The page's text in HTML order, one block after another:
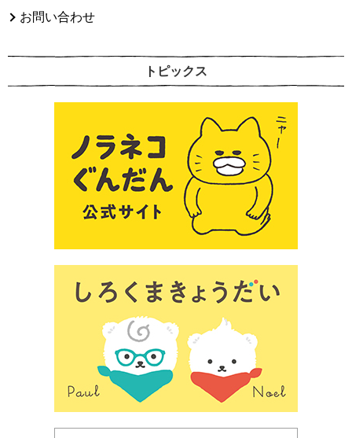
お問い合わせ
トピックス